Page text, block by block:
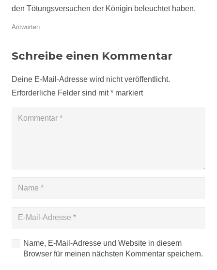
den Tötungsversuchen der Königin beleuchtet haben.
Antworten
Schreibe einen Kommentar
Deine E-Mail-Adresse wird nicht veröffentlicht.
Erforderliche Felder sind mit* markiert
Name, E-Mail-Adresse und Website in diesem
Browser für meinen nächsten Kommentar speichern.